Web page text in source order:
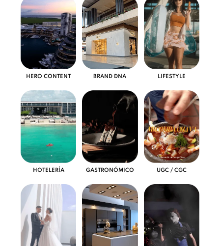
HERO CONTENT BRAND DNA LIFESTYLE
HOTELERÍA GASTRONÓMICO UGC / CGC